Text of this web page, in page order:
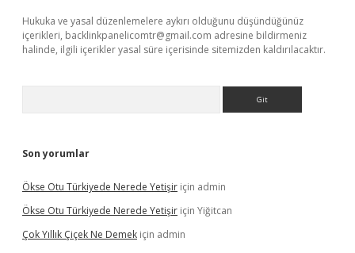
Hukuka ve yasal düzenlemelere aykırı olduğunu düşündüğünüz
içerikleri, backlinkpanelicomtr@gmail.com adresine bildirmeniz
halinde, ilgili içerikler yasal süre içerisinde sitemizden kaldırılacaktır.
Son yorumlar
Ökse Otu Türkiyede Nerede Yetişir için admin
Ökse Otu Türkiyede Nerede Yetişir için Yiğitcan
Çok Yıllık Çiçek Ne Demek için admin